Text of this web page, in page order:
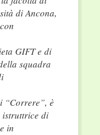
di Ancona,
GIFT e di
squadra
“Correre”, è
istruttrice di
in